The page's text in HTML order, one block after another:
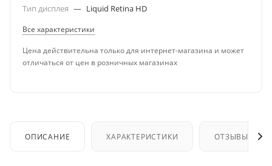
Тип дисплея — Liquid Retina HD
Все характеристики
Цена действительна только для интернет-магазина и может
отличаться от цен в розничных магазинах
ОПИСАНИЕ ХАРАКТЕРИСТИКИ ОТЗЫВЫ